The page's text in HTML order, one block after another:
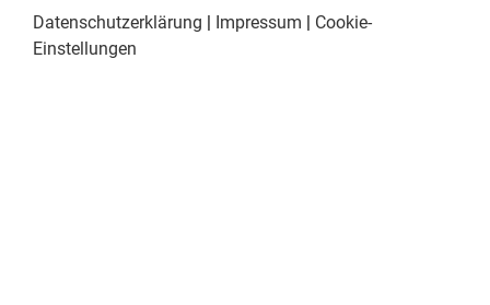
Datenschutzerklärung Impressum
Cookie-
Einstellungen